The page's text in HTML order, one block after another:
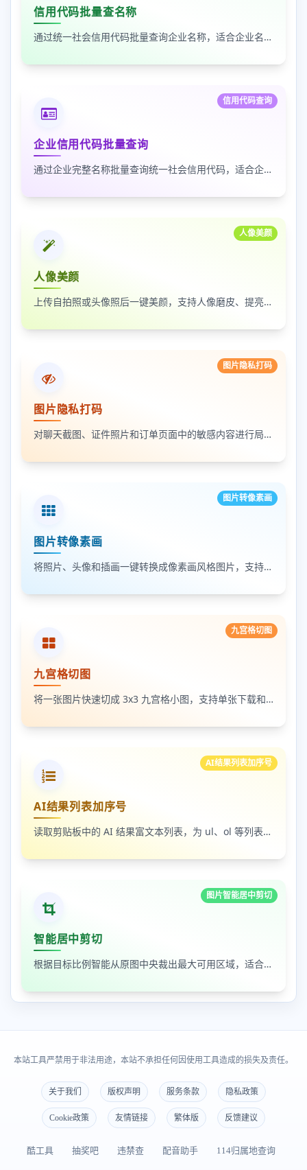
信用代码批量查名称
通过统一社会信用代码批量查询企业名称，适合企业名单核验、客户资料整理和工商信息补全
信用代码查询
企业信用代码批量查询
通过企业完整名称批量查询统一社会信用代码，适合企业资料整理、名单核验和工商信息匹配
人像美颜
人像美颜
上传自拍照或头像照后一键美颜，支持人像磨皮、提亮和美颜强度调节，适合人物照片快速优化
图片隐私打码
图片隐私打码
对聊天截图、证件照片和订单页面中的敏感内容进行局部打码，支持多次框选和重复处理
图片转像素画
图片转像素画
将照片、头像和插画一键转换成像素画风格图片，支持调节像素颗粒度、输出倍率和导出格式
九宫格切图
九宫格切图
将一张图片快速切成 3x3 九宫格小图，支持单张下载和 ZIP 打包下载
AI结果列表加序号
AI结果列表加序号
读取剪贴板中的 AI 结果富文本列表，为 ul、ol 等列表自动补 1-N 序号，支持富文本和纯文本输出
图片智能居中剪切
智能居中剪切
根据目标比例智能从原图中央裁出最大可用区域，适合封面图、缩略图和平台尺寸适配
本站工具严禁用于非法用途，本站不承担任何因使用工具造成的损失及责任。
关于我们 版权声明 服务条款 隐私政策
Cookie政策 友情链接 繁体版 反馈建议
酷工具 抽奖吧 违禁查 配音助手 114归属地查询